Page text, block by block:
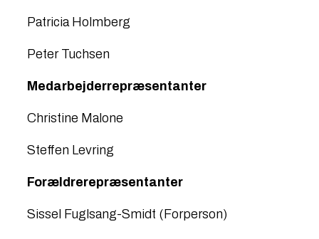
​Patricia Holmberg​
Peter Tuchsen​
Medarbejderrepræsentanter
​Christine Malone
Steffen Levring
Forældrerepræsentanter
Sissel Fuglsang-Smidt (Forperson)​